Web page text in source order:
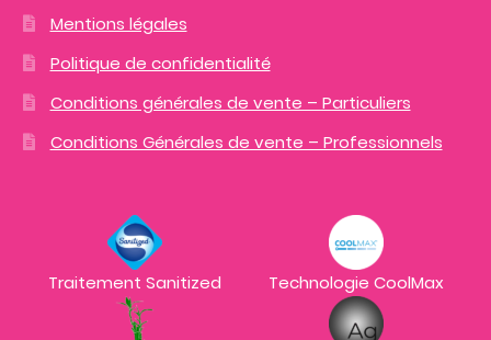
Mentions légales
Politique de confidentialité
Conditions générales de vente – Particuliers
Conditions Générales de vente – Professionnels
Traitement Sanitized Technologie CoolMax